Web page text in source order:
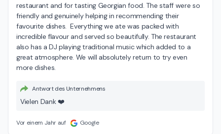
restaurant and for tasting Georgian food. The staff were so
friendly and genuinely helping in recommending their
favourite dishes.  Everything we ate was packed with
incredible flavour and served so beautifully. The restaurant
also has a DJ playing traditional music which added to a
great atmosphere. We will absolutely return to try even
more dishes.
Antwort des Unternehmens
Vielen Dank ❤️
Vor einem Jahr auf Google